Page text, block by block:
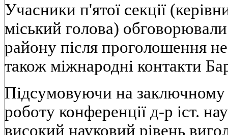
Учасники п'ятої секції
міський голова)
району після проголошення
також міжнародні контакти
Підсумовуючи на заключному
роботу конференції д-р іст.
високий науковий рівень